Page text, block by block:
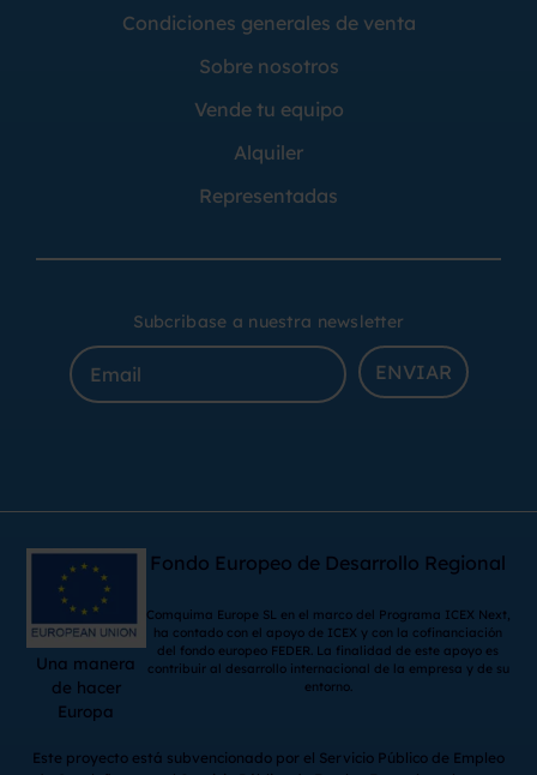
Condiciones generales de venta
Sobre nosotros
Vende tu equipo
Alquiler
Representadas
Subcribase a nuestra newsletter
ENVIAR
Una manera
de hacer
Europa
Fondo Europeo de Desarrollo Regional
Comquima Europe SL en el marco del Programa ICEX Next,
ha contado con el apoyo de ICEX y con la cofinanciación
del fondo europeo FEDER. La finalidad de este apoyo es
contribuir al desarrollo internacional de la empresa y de su
entorno.
Este proyecto está subvencionado por el Servicio Público de Empleo